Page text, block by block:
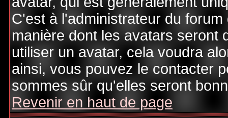
C'est à l'administrateur du
manière dont les avatars seront
utiliser un avatar, cela voudra
ainsi, vous pouvez le contacter
sommes sûr qu'elles seront
Revenir en haut de page